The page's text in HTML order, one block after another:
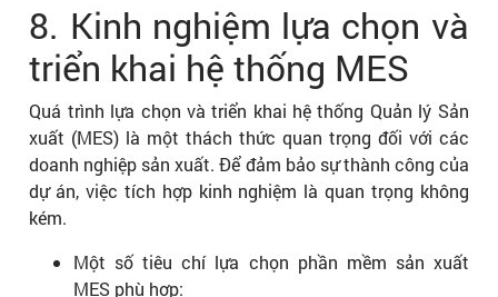
8. Kinh nghiệm lựa chọn và
triển khai hệ thống MES
Quá trình lựa chọn và triển khai hệ thống Quản lý Sản
xuất (MES) là một thách thức quan trọng đối với các
doanh nghiệp sản xuất. Để đảm bảo sự thành công của
dự án, việc tích hợp kinh nghiệm là quan trọng không
kém.
Một số tiêu chí lựa chọn phần mềm sản xuất
MES phù hợp: